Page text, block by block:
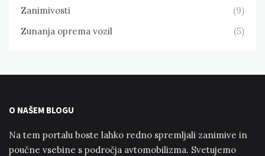
Zanimivosti
(9)
Zunanja oprema vozil
(5)
O NAŠEM BLOGU
Na tem portalu boste lahko redno spremljali zanimive in
poučne vsebine s področja avtomobilizma. Svetujemo